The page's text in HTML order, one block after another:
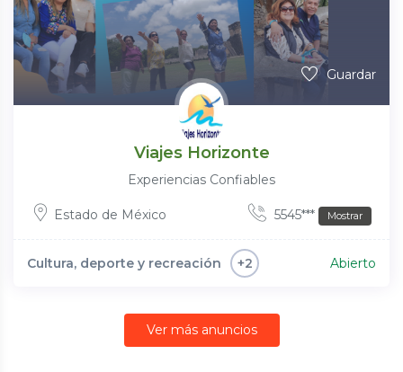
Guardar
Viajes Horizonte
Experiencias Confiables
Estado de México 5545*** Mostrar
Cultura, deporte y recreación +2 Abierto
Ver más anuncios